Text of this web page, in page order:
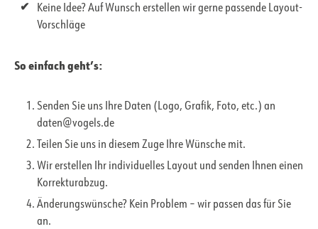
Keine Idee? Auf Wunsch erstellen wir gerne passende Layout-
Vorschläge
So einfach geht’s:
Senden Sie uns Ihre Daten (Logo, Grafik, Foto, etc.) an
daten@vogels.de
Teilen Sie uns in diesem Zuge Ihre Wünsche mit.
Wir erstellen Ihr individuelles Layout und senden Ihnen einen
Korrekturabzug.
Änderungswünsche? Kein Problem – wir passen das für Sie
an.